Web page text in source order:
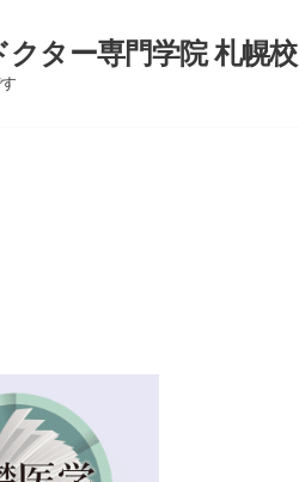
ター専門学院 札幌校